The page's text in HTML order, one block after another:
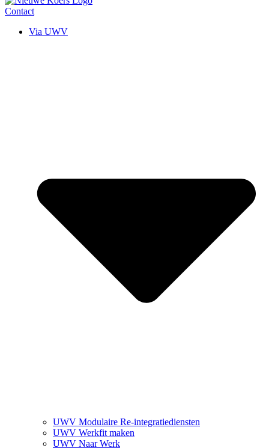
Contact
Via UWV
UWV Modulaire Re-integratiediensten
UWV Werkfit maken
UWV Naar Werk